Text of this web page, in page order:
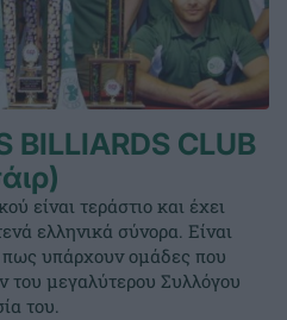
BILLIARDS CLUB
είναι τεράστιο και έχει
ελληνικά σύνορα. Είναι
πως υπάρχουν ομάδες που
του μεγαλύτερου Συλλόγου
του.